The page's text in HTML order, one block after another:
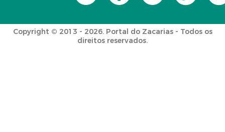
Copyright © 2013 - 2026. Portal do Zacarias - Todos os
direitos reservados.